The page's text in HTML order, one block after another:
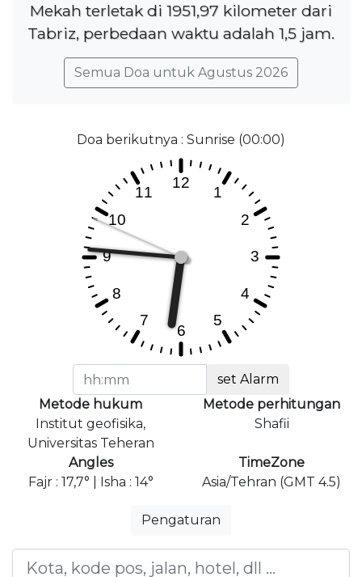
Mekah terletak di 1951,97 kilometer dari
Tabriz, perbedaan waktu adalah 1,5 jam.
Semua Doa untuk Agustus 2026
Doa berikutnya : Sunrise (00:00)
set Alarm
Metode hukum
Institut geofisika,
Universitas Teheran
Metode perhitungan
Shafii
Angles
Fajr : 17,7° | Isha : 14°
TimeZone
Asia/Tehran (GMT 4.5)
Pengaturan